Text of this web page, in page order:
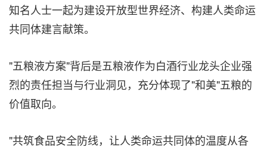
知名人士一起为建设开放型世界经济、构建人类命运
共同体建言献策。
"五粮液方案"背后是五粮液作为白酒行业龙头企业强
烈的责任担当与行业洞见，充分体现了"和美"五粮的
价值取向。
"共筑食品安全防线，让人类命运共同体的温度从各